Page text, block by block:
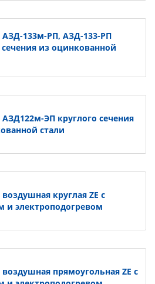
АЗД-133м-РП, АЗД-133-РП
сечения из оцинкованной
АЗД122м-ЭП круглого сечения
стали
круглая ZE с
и электроподогревом
воздушная прямоугольная ZE с